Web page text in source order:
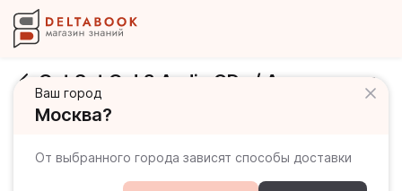
Ваш город
Москва?
От выбранного города зависят способы доставки
Get Set Go! 3 Audio CDs / Аудиодиски